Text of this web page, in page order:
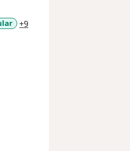
+9a11y_sr_more_diseases